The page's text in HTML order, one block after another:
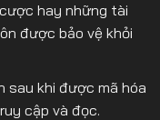
hay những tài
được bảo vệ khỏi
sau khi được mã hóa
cập và đọc.